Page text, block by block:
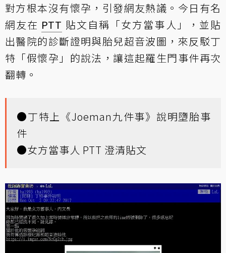
對方根本沒有懷孕，引發網友熱議。今日有名
網友在 PTT 貼文自稱「女方當事人」，並貼
出醫院的診斷證明與胎兒超音波圖，來反駁丁
特「假懷孕」的說法，讓這起羅生門事件再次
翻轉。
●丁特上《Joeman九件事》說明墮胎事
件
●女方當事人 PTT 澄清貼文